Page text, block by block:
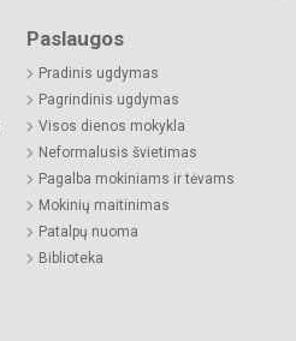
Paslaugos
Pradinis ugdymas
Pagrindinis ugdymas
Visos dienos mokykla
Neformalusis švietimas
Pagalba mokiniams ir tėvams
Mokinių maitinimas
Patalpų nuoma
Biblioteka